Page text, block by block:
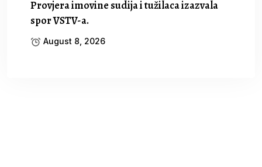
Provjera imovine sudija i tužilaca izazvala
spor VSTV-a.
August 8, 2026